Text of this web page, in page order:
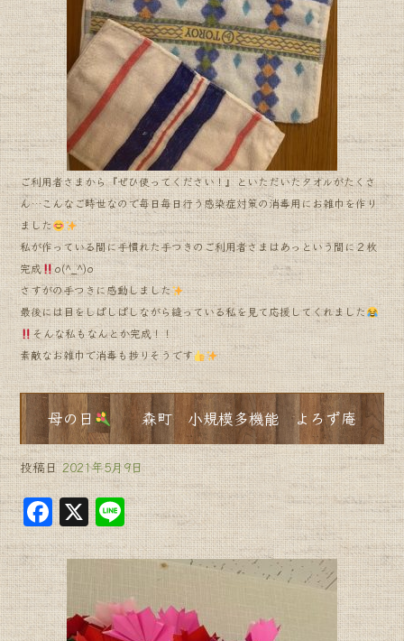
ご利用者さまから『ぜひ使ってください！』といただいたタオルがたくさ
ん…こんなご時世なので毎日毎日行う感染症対策の消毒用にお雑巾を作り
ました
私が作っている間に手慣れた手つきのご利用者さまはあっという間に２枚
完成
o(^_^)o
さすがの手つきに感動しました
最後には目をしぱしぱしながら縫っている私を見て応援してくれました
そんな私もなんとか完成！！
素敵なお雑巾で消毒も捗りそうです
母の日 森町 小規模多機能 よろず庵
投稿日 2021年5月9日
F
a
c
e
b
X Li
n
e